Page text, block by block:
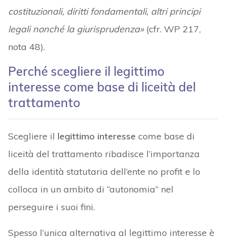
costituzionali, diritti fondamentali, altri principi
legali nonché la giurisprudenza» (cfr. WP 217,
nota 48).
Perché scegliere il legittimo
interesse come base di liceità del
trattamento
Scegliere il legittimo interesse come base di
liceità del trattamento ribadisce l’importanza
della identità statutaria dell’ente no profit e lo
colloca in un ambito di “autonomia” nel
perseguire i suoi fini.
Spesso l’unica alternativa al legittimo interesse è